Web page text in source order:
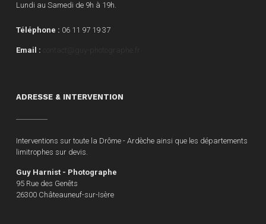
Lundi au Samedi de 9h à 19h.
Téléphone : 06 11 97 19 37
Email :
ADRESSE & INTERVENTION
Interventions sur toute la Drôme - Ardèche ainsi que les départements
limitrophes sur devis.
Guy Harnist - Photographe
95 Rue des Genêts
26300 Châteauneuf-sur-Isère